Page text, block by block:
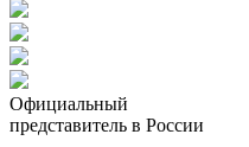
Официальный
представитель в России